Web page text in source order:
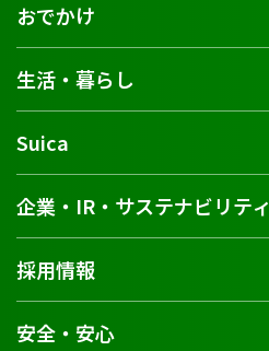
おでかけ
生活・暮らし
Suica
企業・IR・サステナビリティ
採用情報
安全・安心